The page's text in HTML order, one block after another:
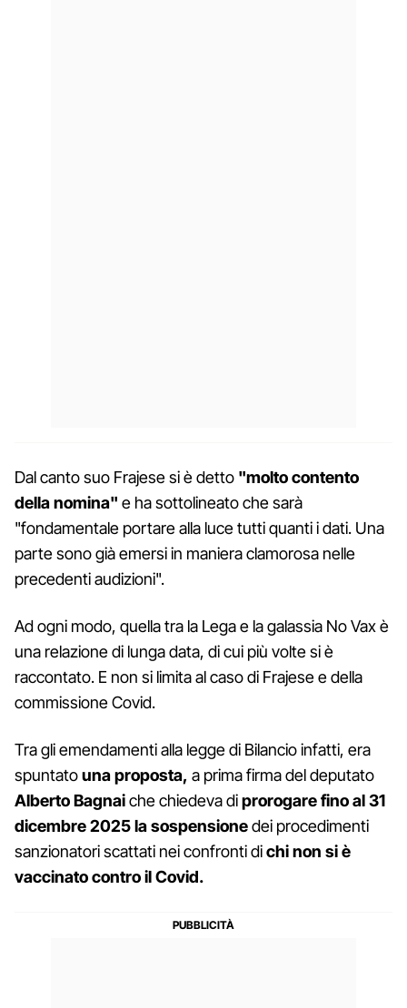
Dal canto suo Frajese si è detto "molto contento
della nomina" e ha sottolineato che sarà
"fondamentale portare alla luce tutti quanti i dati. Una
parte sono già emersi in maniera clamorosa nelle
precedenti audizioni".
Ad ogni modo, quella tra la Lega e la galassia No Vax è
una relazione di lunga data, di cui più volte si è
raccontato. E non si limita al caso di Frajese e della
commissione Covid.
Tra gli emendamenti alla legge di Bilancio infatti, era
spuntatouna proposta, a prima firma del deputato
Alberto Bagnaiche chiedeva diprorogare fino al 31
dicembre 2025 la sospensionedei procedimenti
sanzionatori scattati nei confronti dichi non si è
vaccinato contro il Covid.